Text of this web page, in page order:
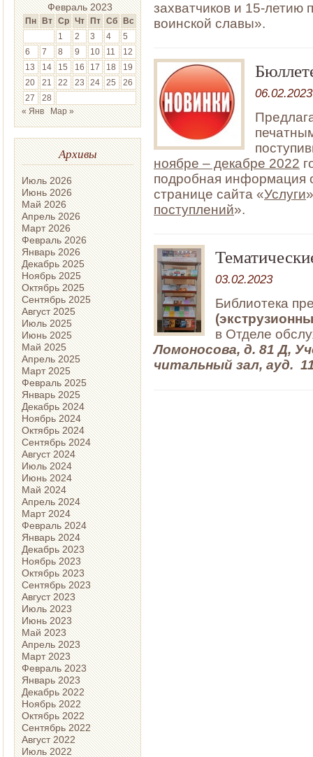
Февраль 2023
Пн Вт Ср Чт Пт Сб Вс
1
2 3 4
5
6
7 8 9 10 11
12
13
14 15 16 17 18
19
20
21 22 23 24 25
26
27
28
« Янв
Мар »
Архивы
Июль 2026
Июнь 2026
Май 2026
Апрель 2026
Март 2026
Февраль 2026
Январь 2026
Декабрь 2025
Ноябрь 2025
Октябрь 2025
Сентябрь 2025
Август 2025
Июль 2025
Июнь 2025
Май 2025
Апрель 2025
Март 2025
Февраль 2025
Январь 2025
Декабрь 2024
Ноябрь 2024
Октябрь 2024
Сентябрь 2024
Август 2024
Июль 2024
Июнь 2024
Май 2024
Апрель 2024
Март 2024
Февраль 2024
Январь 2024
Декабрь 2023
Ноябрь 2023
Октябрь 2023
Сентябрь 2023
Август 2023
Июль 2023
Июнь 2023
Май 2023
Апрель 2023
Март 2023
Февраль 2023
Январь 2023
Декабрь 2022
Ноябрь 2022
Октябрь 2022
Сентябрь 2022
Август 2022
Июль 2022
захватчиков и 15-летию
воинской славы».
06.02.2023
ноябре – декабре 2022
подробная информация
странице сайта «Услуги
поступлений».
03.02.2023
Библиотека
в Отделе
Ломоносова, д. 81 Д,
читальный зал, ауд.